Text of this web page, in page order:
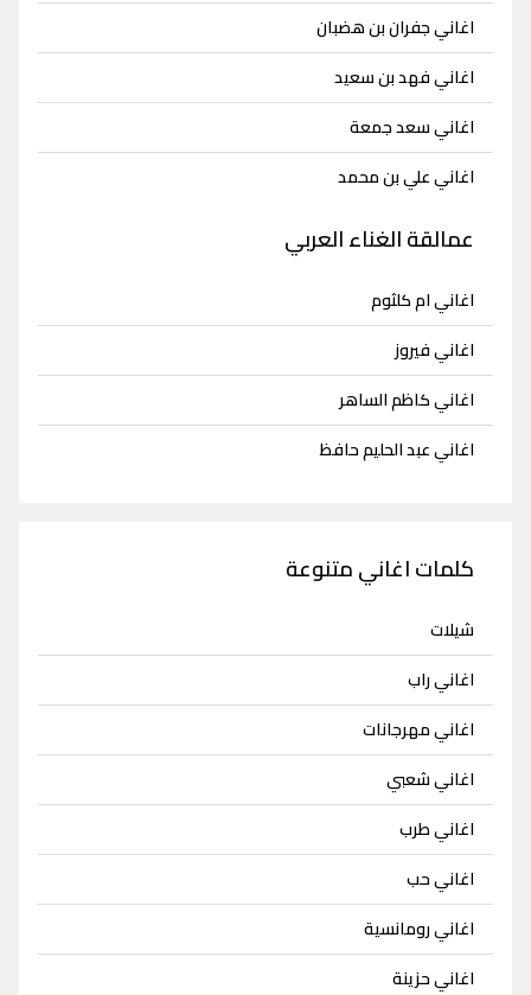
اغاني جفران بن هضبان
اغاني فهد بن سعيد
اغاني سعد جمعة
اغاني علي بن محمد
عمالقة الغناء العربي
اغاني ام كلثوم
اغاني فيروز
اغاني كاظم الساهر
اغاني عبد الحليم حافظ
كلمات اغاني متنوعة
شيلات
اغاني راب
اغاني مهرجانات
اغاني شعبي
اغاني طرب
اغاني حب
اغاني رومانسية
اغاني حزينة